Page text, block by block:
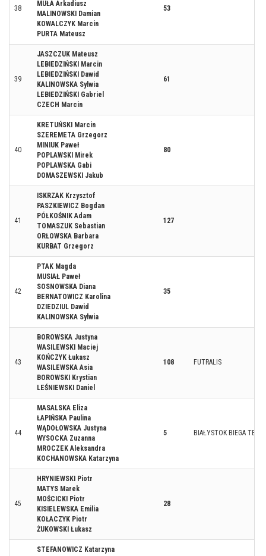
38
MUŁA Arkadiusz
MALINOWSKI Damian
KOWALCZYK Marcin
PURTA Mateusz
53
39
JASZCZUK Mateusz
LEBIEDZIŃSKI Marcin
LEBIEDZIŃSKI Dawid
KALINOWSKA Sylwia
LEBIEDZIŃSKI Gabriel
CZECH Marcin
61
40
KRETUŃSKI Marcin
SZEREMETA Grzegorz
MINIUK Paweł
POPLAWSKI Mirek
POPLAWSKA Gabi
DOMASZEWSKI Jakub
80
41
ISKRZAK Krzysztof
PASZKIEWICZ Bogdan
PÓŁKOŚNIK Adam
TOMASZUK Sebastian
ORŁOWSKA Barbara
KURBAT Grzegorz
127
42
PTAK Magda
MUSIAŁ Paweł
SOSNOWSKA Diana
BERNATOWICZ Karolina
DZIEDZIUL Dawid
KALINOWSKA Sylwia
35
43
BOROWSKA Justyna
WASILEWSKI Maciej
KOŃCZYK Łukasz
WASILEWSKA Asia
BOROWSKI Krystian
LEŚNIEWSKI Daniel
108 FUTRALIS
44
MASALSKA Eliza
ŁAPIŃSKA Paulina
WĄDOŁOWSKA Justyna
WYSOCKA Zuzanna
MROCZEK Aleksandra
KOCHANOWSKA Katarzyna
5 BIAŁYSTOK BIEGA TEAM
45
HRYNIEWSKI Piotr
MATYS Marek
MOŚCICKI Piotr
KISIELEWSKA Emilia
KOŁACZYK Piotr
ŻUKOWSKI Łukasz
28
STEFANOWICZ Katarzyna